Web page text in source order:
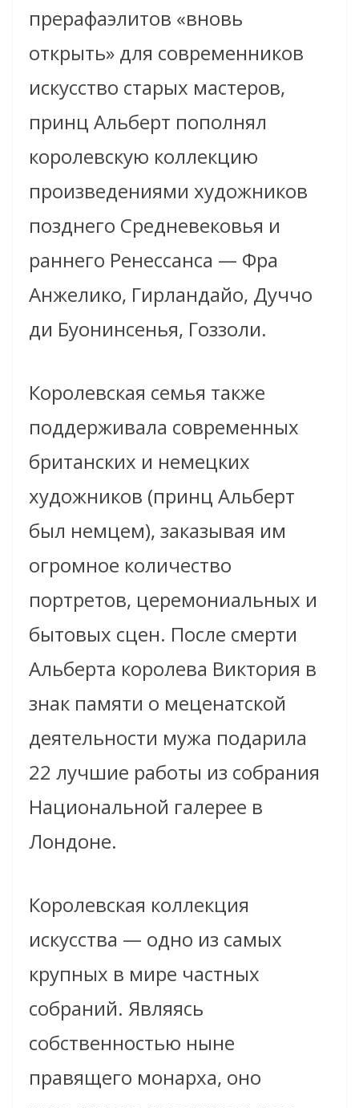
прерафаэлитов «вновь
открыть» для современников
искусство старых мастеров,
принц Альберт пополнял
королевскую коллекцию
произведениями художников
позднего Средневековья и
раннего Ренессанса — Фра
Анжелико, Гирландайо, Дуччо
ди Буонинсенья, Гоззоли.
Королевская семья также
поддерживала современных
британских и немецких
художников (принц Альберт
был немцем), заказывая им
огромное количество
портретов, церемониальных и
бытовых сцен. После смерти
Альберта королева Виктория в
знак памяти о меценатской
деятельности мужа подарила
22 лучшие работы из собрания
Национальной галерее в
Лондоне.
Королевская коллекция
искусства — одно из самых
крупных в мире частных
собраний. Являясь
собственностью ныне
правящего монарха, оно